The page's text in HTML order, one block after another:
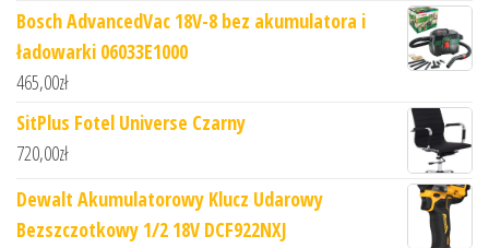
Bosch AdvancedVac 18V-8 bez akumulatora i
ładowarki 06033E1000
465,00zł
SitPlus Fotel Universe Czarny
720,00zł
Dewalt Akumulatorowy Klucz Udarowy
Bezszczotkowy 1/2 18V DCF922NXJ